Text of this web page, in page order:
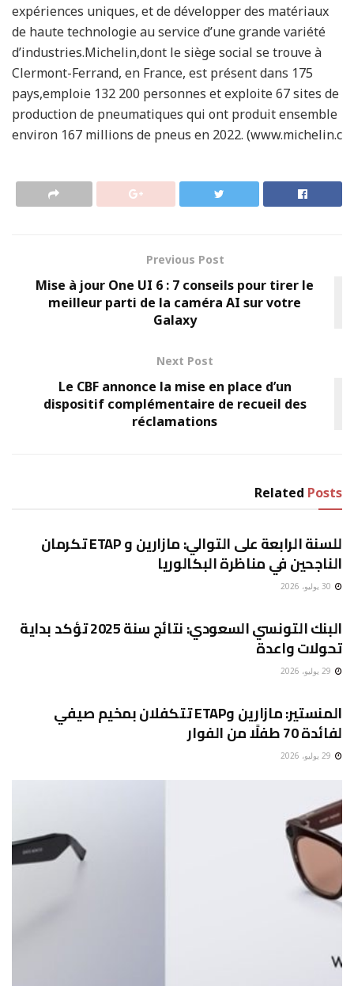
expériences uniques, et de développer des matériaux
de haute technologie au service d’une grande variété
d’industries.Michelin,dont le siège social se trouve à
Clermont-Ferrand, en France, est présent dans 175
pays,emploie 132 200 personnes et exploite 67 sites de
production de pneumatiques qui ont produit ensemble
environ 167 millions de pneus en 2022. (www.michelin.c
Previous Post
Mise à jour One UI 6 : 7 conseils pour tirer le
meilleur parti de la caméra AI sur votre
Galaxy
Next Post
Le CBF annonce la mise en place d’un
dispositif complémentaire de recueil des
réclamations
Related Posts
للسنة الرابعة على التوالي: مازارين و ETAP تكرمان
الناجحين في مناظرة البكالوريا
البنك التونسي السعودي: نتائج سنة 2025 تؤكد بداية
تحولات واعدة
المنستير: مازارين وETAP تتكفلان بمخيم صيفي
لفائدة 70 طفلًا من الفوار